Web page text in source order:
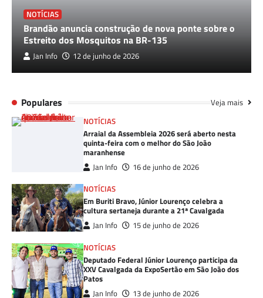
NOTÍCIAS
Brandão anuncia construção de nova ponte sobre o
Estreito dos Mosquitos na BR-135
Jan Info 12 de junho de 2026
Populares Veja mais
NOTÍCIAS
Arraial da Assembleia 2026 será aberto nesta
quinta-feira com o melhor do São João
maranhense
Jan Info
16 de junho de 2026
NOTÍCIAS
Em Buriti Bravo, Júnior Lourenço celebra a
cultura sertaneja durante a 21ª Cavalgada
Jan Info
15 de junho de 2026
NOTÍCIAS
Deputado Federal Júnior Lourenço participa da
XXV Cavalgada da ExpoSertão em São João dos
Patos
Jan Info
13 de junho de 2026